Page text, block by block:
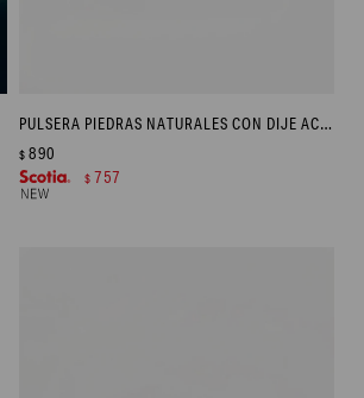
PULSERA PIEDRAS NATURALES CON DIJE ACERO - DORADO
$ 890
$ 757